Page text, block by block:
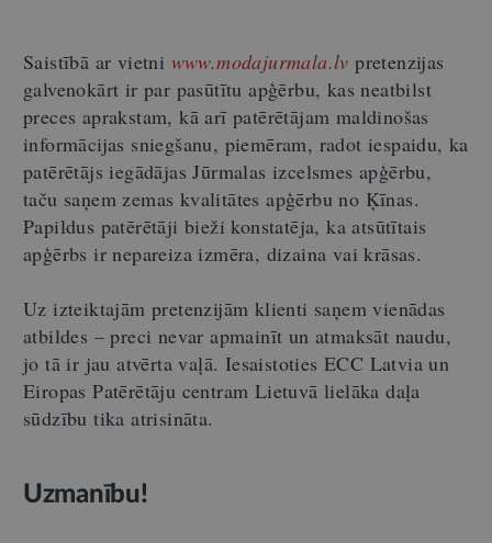
Saistībā ar vietni www.modajurmala.lv pretenzijas
galvenokārt ir par pasūtītu apģērbu, kas neatbilst
preces aprakstam, kā arī patērētājam maldinošas
informācijas sniegšanu, piemēram, radot iespaidu, ka
patērētājs iegādājas Jūrmalas izcelsmes apģērbu,
taču saņem zemas kvalitātes apģērbu no Ķīnas.
Papildus patērētāji bieži konstatēja, ka atsūtītais
apģērbs ir nepareiza izmēra, dizaina vai krāsas.
Uz izteiktajām pretenzijām klienti saņem vienādas
atbildes – preci nevar apmainīt un atmaksāt naudu,
jo tā ir jau atvērta vaļā. Iesaistoties ECC Latvia un
Eiropas Patērētāju centram Lietuvā lielāka daļa
sūdzību tika atrisināta.
Uzmanību!